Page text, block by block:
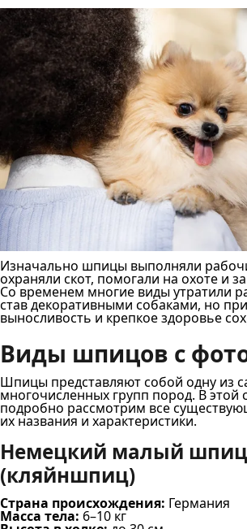
Изначально шпицы выполняли
охраняли скот, помогали на охоте и
Со временем многие виды утратили
став декоративными собаками, но
выносливость и крепкое здоровье
Виды шпицов с
Шпицы представляют собой одну из
многочисленных групп пород. В этой
подробно рассмотрим все
их названия и характеристики.
Немецкий малый шпиц
(кляйншпиц)
Страна происхождения: Германия
Масса тела: 6–10 кг